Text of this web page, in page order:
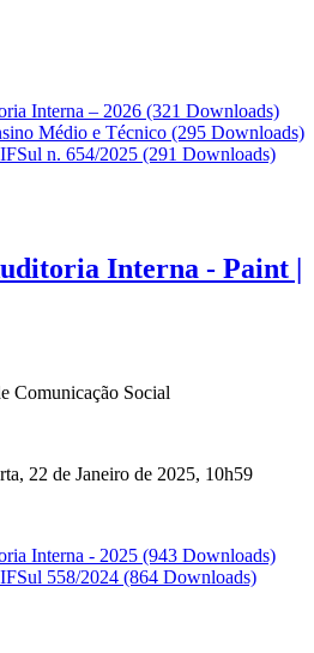
Interna – 2026 (321 Downloads)
Médio e Técnico (295 Downloads)
n. 654/2025 (291 Downloads)
Interna - Paint |
Comunicação Social
22 de Janeiro de 2025, 10h59
Interna - 2025 (943 Downloads)
558/2024 (864 Downloads)